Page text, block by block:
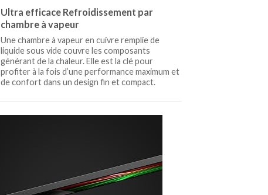
Ultra efficace Refroidissement par
chambre à vapeur
Une chambre à vapeur en cuivre remplie de
liquide sous vide couvre les composants
générant de la chaleur. Elle est la clé pour
profiter à la fois d’une performance maximum et
de confort dans un design fin et compact.